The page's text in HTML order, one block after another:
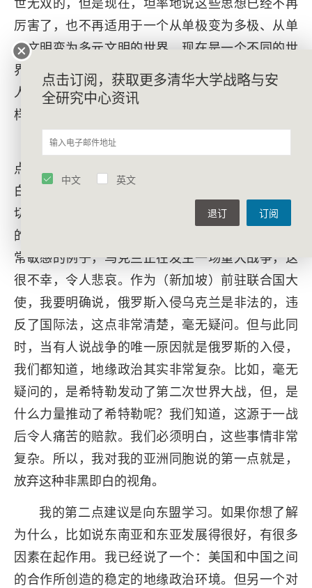
厉害了，也不再适用于一个从单极变为多极、从单
一文明变为多元文明的世界。现在是一个不同的世
界，它已经成为一个小型的、相互依存的、有许多
人共同生活的地球村，我们必须应对前所未有的多
样性。
特别是——这里我要提出一个非常敏感的观
点，请不要误解——在西方，人们倾向于用非黑即
白的方式看待一切，无论对与错、民主与专制，一
切都是非黑即白。但世界是彩色的，这些非黑即白
的视角错误地塑造了我们的观念。再给大家举个非
常敏感的例子，乌克兰正在发生一场重大战争，这
很不幸，令人悲哀。作为（新加坡）前驻联合国大
使，我要明确说，俄罗斯入侵乌克兰是非法的，违
反了国际法，这点非常清楚，毫无疑问。但与此同
时，当有人说战争的唯一原因就是俄罗斯的入侵，
我们都知道，地缘政治其实非常复杂。比如，毫无
疑问的，是希特勒发动了第二次世界大战，但，是
什么力量推动了希特勒呢？我们知道，这源于一战
后令人痛苦的赔款。我们必须明白，这些事情非常
复杂。所以，我对我的亚洲同胞说的第一点就是，
放弃这种非黑即白的视角。
我的第二点建议是向东盟学习。如果你想了解
为什么，比如说东南亚和东亚发展得很好，有很多
因素在起作用。我已经说了一个：美国和中国之间
的合作所创造的稳定的地缘政治环境。但另一个对
点击订阅，获取更多清华大学战略与安
全研究中心资讯
中文 英文
订阅
退订